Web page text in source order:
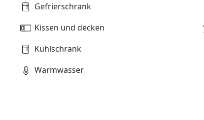
Gefrierschrank
Kissen und decken
Kühlschrank
Warmwasser